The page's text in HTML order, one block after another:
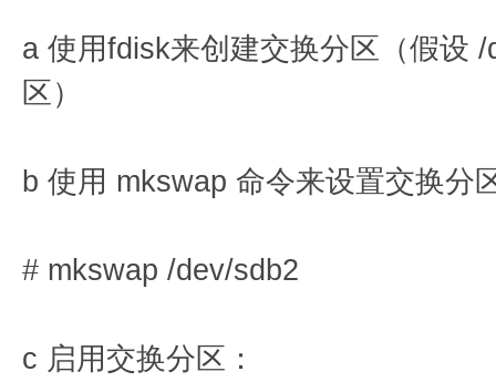
a 使用fdisk来创建交换分区（假设
区）
b 使用 mkswap 命令来设置交换分
# mkswap /dev/sdb2
c 启用交换分区：